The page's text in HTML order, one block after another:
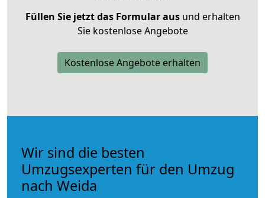
Füllen Sie jetzt das Formular ausund erhalten
Sie kostenlose Angebote
Kostenlose Angebote erhalten
Wir sind die besten
Umzugsexperten für den Umzug
nach Weida